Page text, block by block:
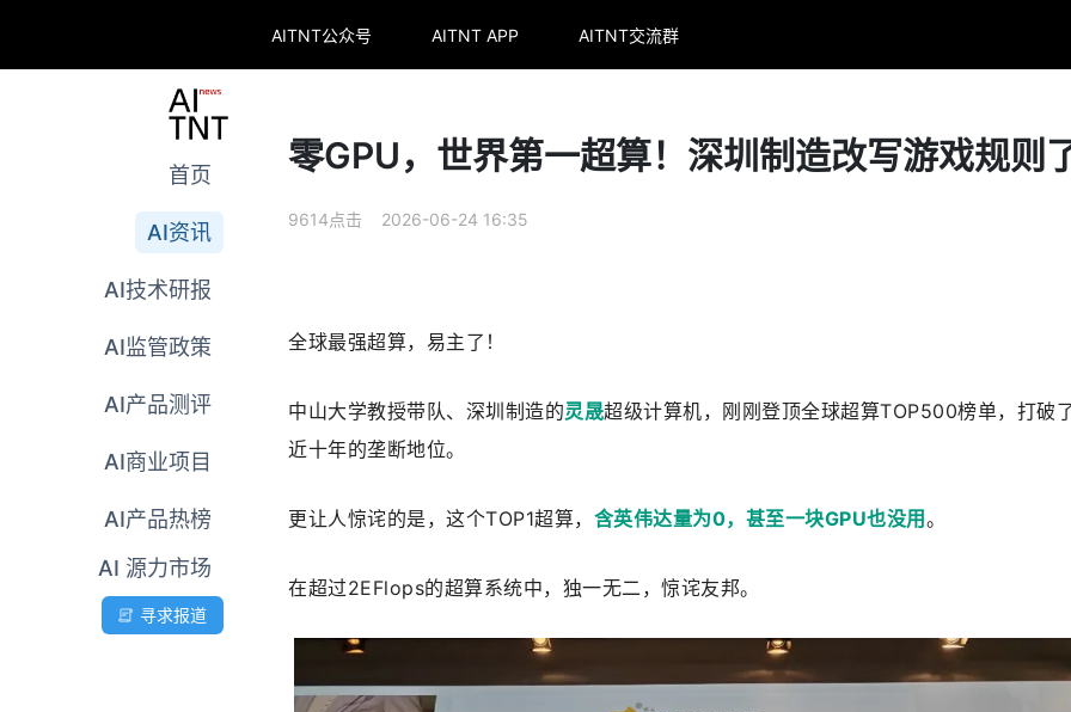
AITNT公众号 AITNT APP AITNT交流群
首页
AI资讯
AI技术研报
AI监管政策
AI产品测评
AI商业项目
AI产品热榜
AI 源力市场
寻求报道
零GPU，世界第一超算！深圳制造改写游戏规则
9614点击 2026-06-24 16:35
全球最强超算，易主了！
中山大学教授带队、深圳制造的灵晟超级计算机，刚刚登顶全球超算TOP500榜单，打破
近十年的垄断地位。
更让人惊诧的是，这个TOP1超算， 含英伟达量为0，甚至一块GPU也没用 。
在超过2EFlops的超算系统中，独一无二，惊诧友邦。